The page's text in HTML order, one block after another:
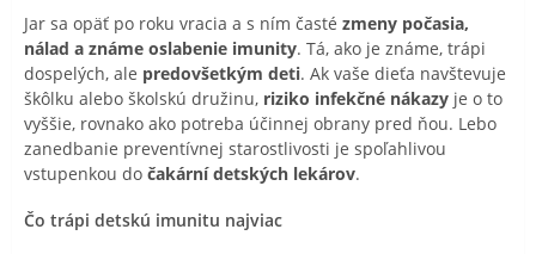
Jar sa opäť po roku vracia a s ním časté zmeny počasia,
nálad a známe oslabenie imunity. Tá, ako je známe, trápi
dospelých, ale predovšetkým deti. Ak vaše dieťa navštevuje
škôlku alebo školskú družinu, riziko infekčné nákazy je o to
vyššie, rovnako ako potreba účinnej obrany pred ňou. Lebo
zanedbanie preventívnej starostlivosti je spoľahlivou
vstupenkou do čakární detských lekárov.
Čo trápi detskú imunitu najviac